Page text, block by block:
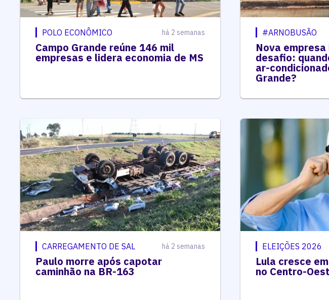
POLO ECONÔMICO há 2 semanas
Campo Grande reúne 146 mil
empresas e lidera economia de MS
#ARNOBUSÃO
Nova
desafio:
ar-
Grande?
CARREGAMENTO DE SAL há 2 semanas
Paulo morre após capotar
caminhão na BR-163
ELEIÇÕES 2026
Lula cresce
no Centro-